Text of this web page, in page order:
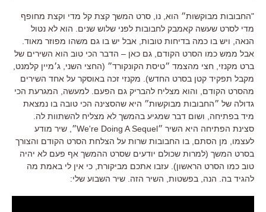
"החבובות מבוקשות״ הוא, נו, סרט המשך קצת קל מדי וקצת מחופף
מדי לסרט שעשה קאמבק לחבובות לפני שלוש שנים. הוא לא נטול
הנאה, ויש בו כמה בדיחות טובות, אבל יש בו גם משהו מפוזר מאוד.
אבל ממש כמו הסרט הקודם, גם כאן – הדבר הכי טוב הוא השירים של
ברט מקנזי, חצי מהצמד ״טיסת הקונקורד״ (החצי השני, ג׳מיין קלמנט,
מקבל תפקיד קטן בסרט החדש). מקנזי זכה באוסקר על אחד השירים
מהסרט הקודם, והוא מצליח להבריק גם הפעם. למעשה, המגרעת הכי
גדולה של ״החבובות מבוקשות״ היא שהסצינה הכי טובה בו נמצאת
מיד בפתיחה, ושום דבר שמגיע בהמשך לא מצליח להשתוות לה.
סצינת הפתיחה היא השיר ״We're Doing A Sequel״, שיר מודע
לעצמו, מן הסתם, בו החבובות שרות על הצלחת הסרט הקודם והצורך
בסרט המשך (למרות שכולם יודעים שסרט ההמשך אף פעם לא יהיה
טוב כמו הסרט הראשון). עזבו אתכם מביקורת, כי אין לי באמת מה
להגיד בה. הנה, בפשטות, השיר הזה. שיר השבוע שלי: